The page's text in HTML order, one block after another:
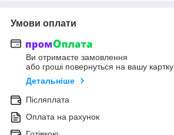
Умови оплати
Ви отримаєте замовлення
або гроші повернуться на вашу картку
Детальніше
Післяплата
Оплата на рахунок